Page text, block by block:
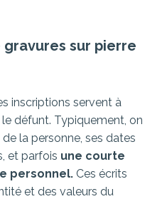
sur pierre
inscriptions servent à
défunt. Typiquement, on
la personne, ses dates
et parfois une courte
personnel. Ces écrits
et des valeurs du